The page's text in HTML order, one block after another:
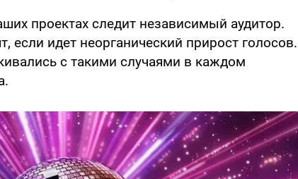
проектах следит независимый аудитор.
если идет неорганический прирост голосов.
с такими случаями в каждом